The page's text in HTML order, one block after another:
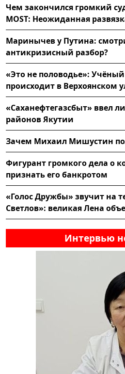
Чем закончился громкий
MOST: Неожиданная
Маринычев у Путина:
антикризисный разбор?
«Это не половодье»:
происходит в Верхоянском
«Саханефтегазсбыт» ввел
районов Якутии
Зачем Михаил Мишустин
Фигурант громкого дела о
признать его банкротом
«Голос Дружбы» звучит на
Светлов»: великая Лена
Интервью